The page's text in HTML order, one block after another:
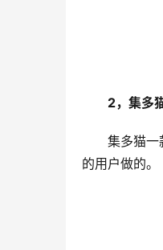
2，集多
集多猫一
的用户做的。